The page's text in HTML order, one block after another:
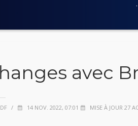
avec
/ 14 NOV. 2022, 07:01 MISE À JOUR 27